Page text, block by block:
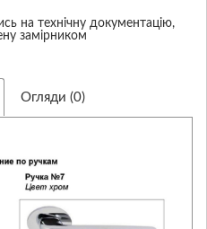
на технічну документацію,
замірником
Огляди (0)